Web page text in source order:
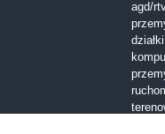
agd/
działki